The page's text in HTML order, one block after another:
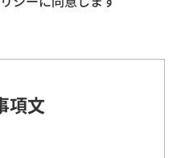
人情報」を指すものと
る情報であって、当該
項文